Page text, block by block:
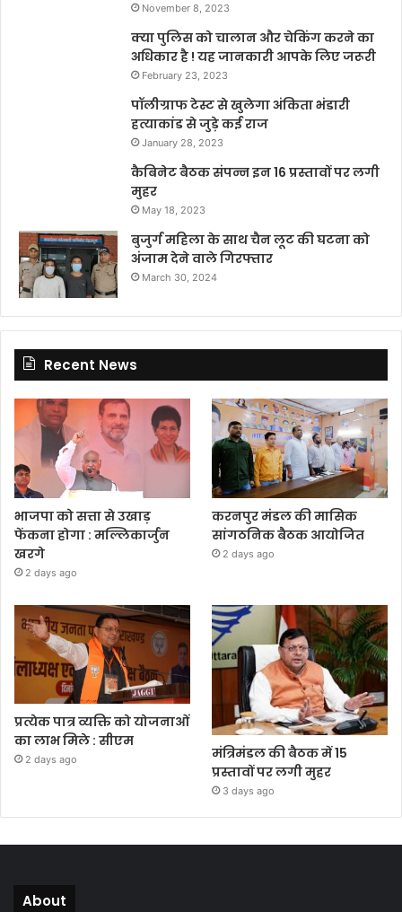
November 8, 2023
क्या पुलिस को चालान और चेकिंग करने का
अधिकार है ! यह जानकारी आपके लिए जरूरी
February 23, 2023
पॉलीग्राफ टेस्ट से खुलेगा अंकिता भंडारी
हत्याकांड से जुड़े कई राज
January 28, 2023
कैबिनेट बैठक संपन्न इन 16 प्रस्तावों पर लगी
मुहर
May 18, 2023
बुजुर्ग महिला के साथ चैन लूट की घटना को
अंजाम देने वाले गिरफ्तार
March 30, 2024
Recent News
भाजपा को सत्ता से उखाड़
फेंकना होगा : मल्लिकार्जुन
खरगे
2 days ago
करनपुर मंडल की मासिक
सांगठनिक बैठक आयोजित
2 days ago
प्रत्येक पात्र व्यक्ति को योजनाओं
का लाभ मिले : सीएम
2 days ago
मंत्रिमंडल की बैठक में 15
प्रस्तावों पर लगी मुहर
3 days ago
About